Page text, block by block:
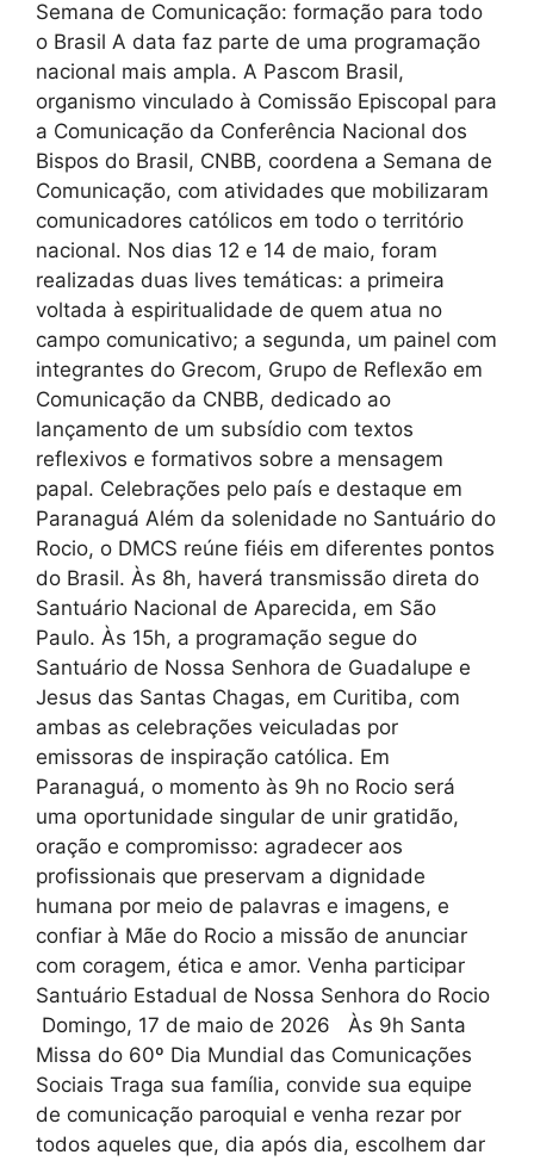
Semana de Comunicação: formação para todo
o Brasil A data faz parte de uma programação
nacional mais ampla. A Pascom Brasil,
organismo vinculado à Comissão Episcopal para
a Comunicação da Conferência Nacional dos
Bispos do Brasil, CNBB, coordena a Semana de
Comunicação, com atividades que mobilizaram
comunicadores católicos em todo o território
nacional. Nos dias 12 e 14 de maio, foram
realizadas duas lives temáticas: a primeira
voltada à espiritualidade de quem atua no
campo comunicativo; a segunda, um painel com
integrantes do Grecom, Grupo de Reflexão em
Comunicação da CNBB, dedicado ao
lançamento de um subsídio com textos
reflexivos e formativos sobre a mensagem
papal. Celebrações pelo país e destaque em
Paranaguá Além da solenidade no Santuário do
Rocio, o DMCS reúne fiéis em diferentes pontos
do Brasil. Às 8h, haverá transmissão direta do
Santuário Nacional de Aparecida, em São
Paulo. Às 15h, a programação segue do
Santuário de Nossa Senhora de Guadalupe e
Jesus das Santas Chagas, em Curitiba, com
ambas as celebrações veiculadas por
emissoras de inspiração católica. Em
Paranaguá, o momento às 9h no Rocio será
uma oportunidade singular de unir gratidão,
oração e compromisso: agradecer aos
profissionais que preservam a dignidade
humana por meio de palavras e imagens, e
confiar à Mãe do Rocio a missão de anunciar
com coragem, ética e amor. Venha participar
Santuário Estadual de Nossa Senhora do Rocio
Domingo, 17 de maio de 2026 Às 9h Santa
Missa do 60º Dia Mundial das Comunicações
Sociais Traga sua família, convide sua equipe
de comunicação paroquial e venha rezar por
todos aqueles que, dia após dia, escolhem dar